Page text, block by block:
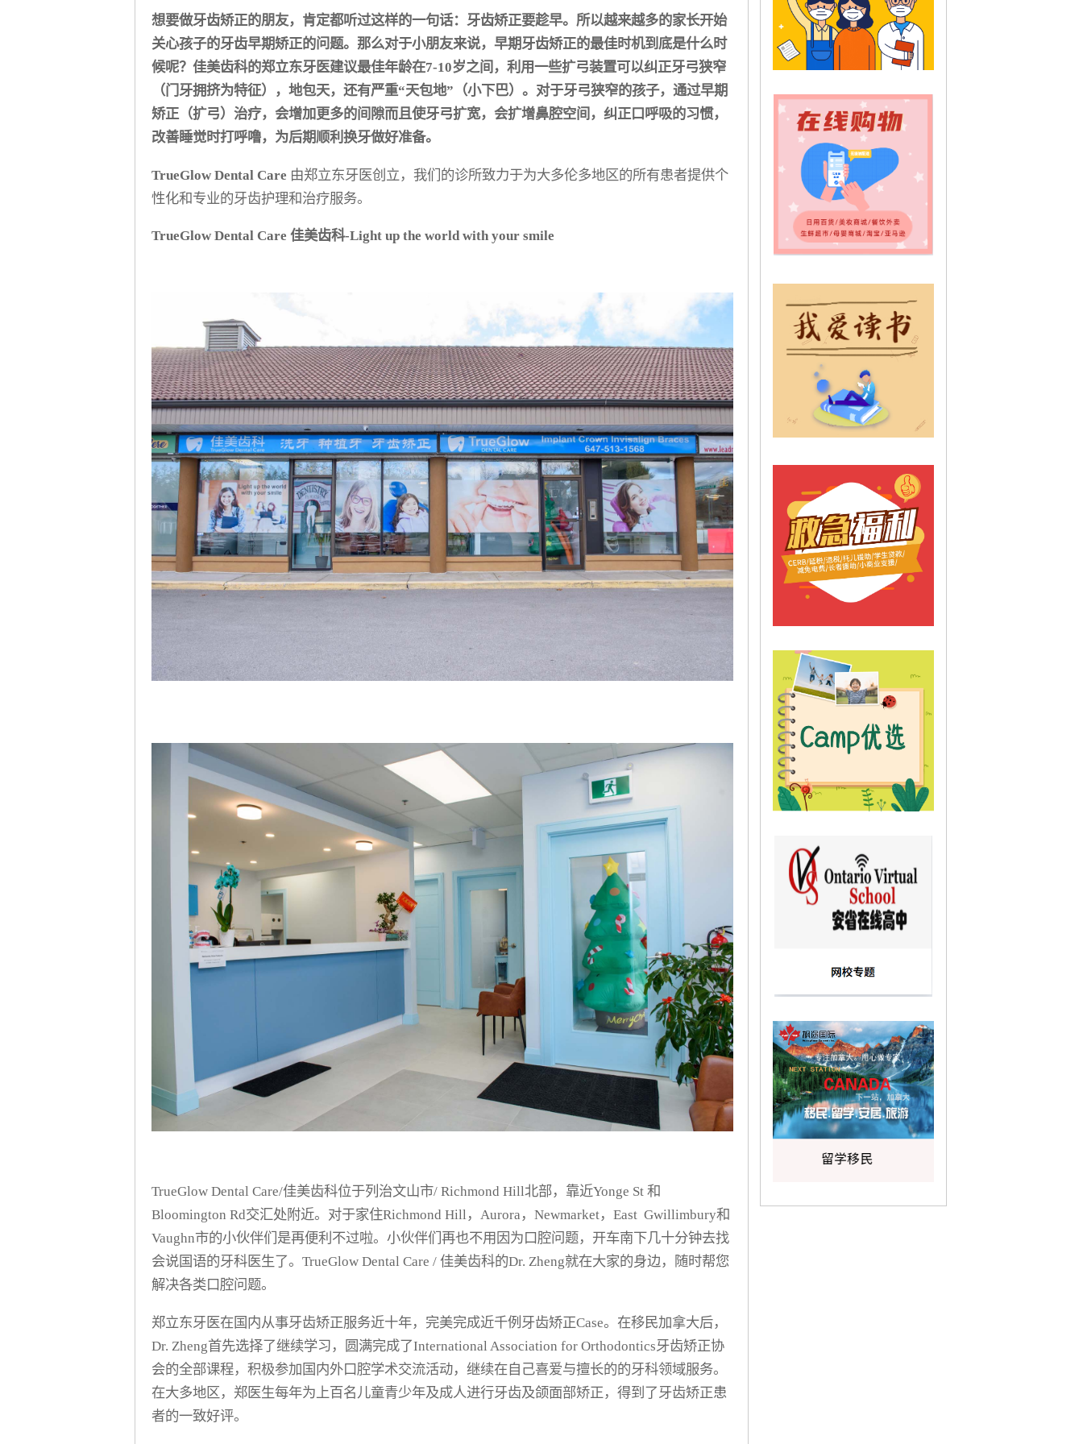
想要做牙齿矫正的朋友，肯定都听过这样的一句话：牙齿矫正要趁早。所以越来越多的家长开始
关心孩子的牙齿早期矫正的问题。那么对于小朋友来说，早期牙齿矫正的最佳时机到底是什么时
候呢？佳美齿科的郑立东牙医建议最佳年龄在7-10岁之间，利用一些扩弓装置可以纠正牙弓狭窄
（门牙拥挤为特征），地包天，还有严重“天包地”（小下巴）。对于牙弓狭窄的孩子，通过早期
矫正（扩弓）治疗，会增加更多的间隙而且使牙弓扩宽，会扩增鼻腔空间，纠正口呼吸的习惯，
改善睡觉时打呼噜，为后期顺利换牙做好准备。
TrueGlow Dental Care 由郑立东牙医创立，我们的诊所致力于为大多伦多地区的所有患者提供个
性化和专业的牙齿护理和治疗服务。
TrueGlow Dental Care 佳美齿科-Light up the world with your smile
TrueGlow Dental Care/佳美齿科位于列治文山市/ Richmond Hill北部，靠近Yonge St 和
Bloomington Rd交汇处附近。对于家住Richmond Hill，Aurora，Newmarket，East Gwillimbury和
Vaughn市的小伙伴们是再便利不过啦。小伙伴们再也不用因为口腔问题，开车南下几十分钟去找
会说国语的牙科医生了。TrueGlow Dental Care / 佳美齿科的Dr. Zheng就在大家的身边，随时帮您
解决各类口腔问题。
郑立东牙医在国内从事牙齿矫正服务近十年，完美完成近千例牙齿矫正Case。在移民加拿大后，
Dr. Zheng首先选择了继续学习，圆满完成了International Association for Orthodontics牙齿矫正协
会的全部课程，积极参加国内外口腔学术交流活动，继续在自己喜爱与擅长的的牙科领域服务。
在大多地区，郑医生每年为上百名儿童青少年及成人进行牙齿及颌面部矫正，得到了牙齿矫正患
者的一致好评。